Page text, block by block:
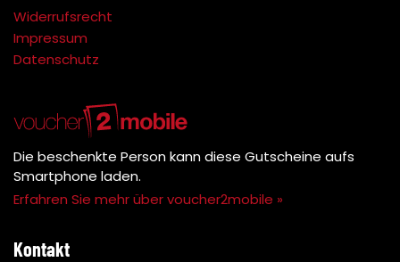
Widerrufsrecht
Impressum
Datenschutz
Die beschenkte Person kann diese Gutscheine aufs
Smartphone laden.
Erfahren Sie mehr über voucher2mobile »
Kontakt